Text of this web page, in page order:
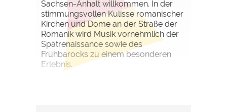
Sachsen-Anhalt willkommen. In der
stimmungsvollen Kulisse romanischer
Kirchen und Dome an der Straße der
Romanik wird Musik vornehmlich der
Spätrenaissance sowie des
Frühbarocks zu einem besonderen
Erlebnis.